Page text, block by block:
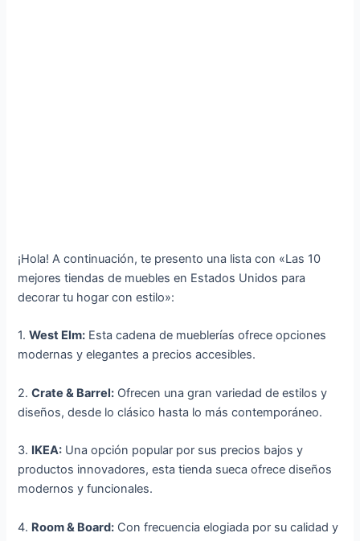
¡Hola! A continuación, te presento una lista con «Las 10
mejores tiendas de muebles en Estados Unidos para
decorar tu hogar con estilo»:
1.West Elm: Esta cadena de mueblerías ofrece opciones
modernas y elegantes a precios accesibles.
2.Crate & Barrel: Ofrecen una gran variedad de estilos y
diseños, desde lo clásico hasta lo más contemporáneo.
3. IKEA: Una opción popular por sus precios bajos y
productos innovadores, esta tienda sueca ofrece diseños
modernos y funcionales.
4. Room & Board: Con frecuencia elogiada por su calidad y